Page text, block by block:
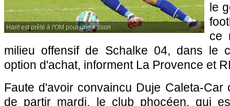
Harit est prêté à l'OM pour une saison
le
ce
milieu offensif de Schalke 04, dans le
option d'achat, informent La Provence et
Faute d'avoir convaincu Duje Caleta-Car
de partir mardi, le club phocéen, qui